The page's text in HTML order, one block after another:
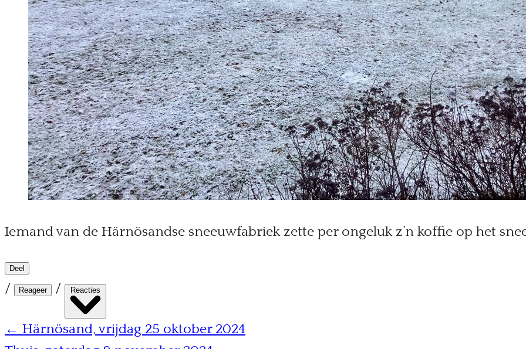
Iemand van de Härnösandse sneeuwfabriek zette per ongeluk z’n koffie op het
Deel
/ Reageer / Reacties
← Härnösand, vrijdag 25 oktober 2024